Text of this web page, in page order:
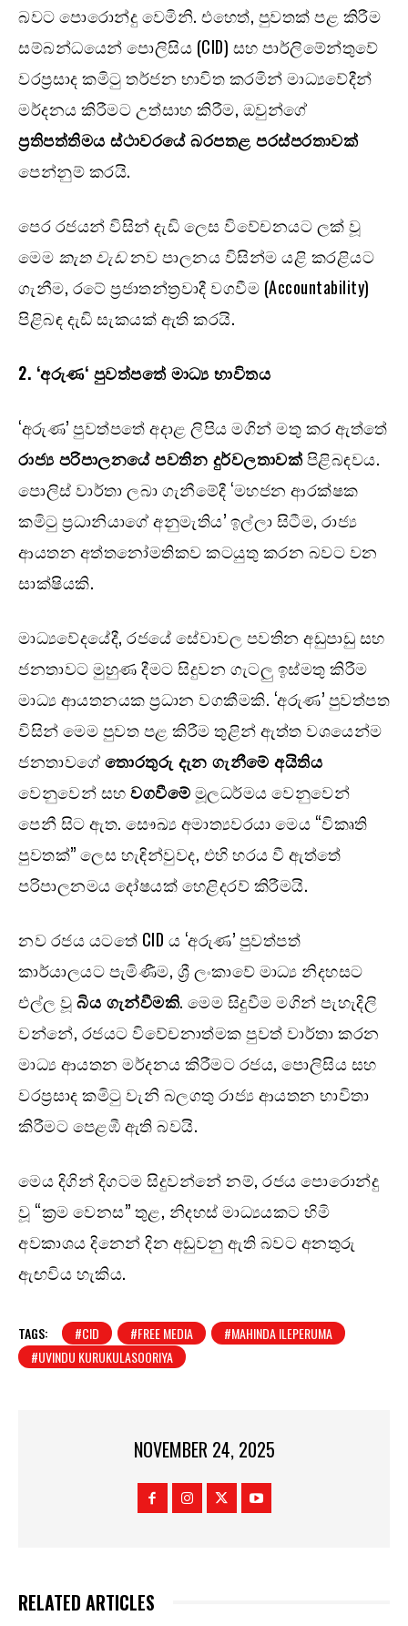
බවට පොරොන්දු වෙමිනි. එහෙත්, පුවතක් පළ කිරීම
සම්බන්ධයෙන් පොලිසිය (CID) සහ පාර්ලිමේන්තුවේ
වරප්‍රසාද කමිටු තර්ජන භාවිත කරමින් මාධ්‍යවේදීන්
මර්දනය කිරීමට උත්සාහ කිරීම, ඔවුන්ගේ
ප්‍රතිපත්තිමය ස්ථාවරයේ බරපතළ පරස්පරතාවක්
පෙන්නුම් කරයි.
පෙර රජයන් විසින් දැඩි ලෙස විවේචනයට ලක් වූ
මෙම කැත වැඩනව පාලනය විසින්ම යළි කරළියට
ගැනීම, රටේ ප්‍රජාතන්ත්‍රවාදී වගවීම (Accountability)
පිළිබඳ දැඩි සැකයක් ඇති කරයි.
2. ‘අරුණ‘ පුවත්පතේ මාධ්‍ය භාවිතය
‘අරුණ’ පුවත්පතේ අදාළ ලිපිය මගින් මතු කර ඇත්තේ
රාජ්‍ය පරිපාලනයේ පවතින දුර්වලතාවක්පිළිබඳවය.
පොලිස් වාර්තා ලබා ගැනීමේදී ‘මහජන ආරක්ෂක
කමිටු ප්‍රධානියාගේ අනුමැතිය’ ඉල්ලා සිටීම, රාජ්‍ය
ආයතන අත්තනෝමතිකව කටයුතු කරන බවට වන
සාක්ෂියකි.
මාධ්‍යවේදයේදී, රජයේ සේවාවල පවතින අඩුපාඩු සහ
ජනතාවට මුහුණ දීමට සිදුවන ගැටලු ඉස්මතු කිරීම
මාධ්‍ය ආයතනයක ප්‍රධාන වගකීමකි. ‘අරුණ’ පුවත්පත
විසින් මෙම පුවත පළ කිරීම තුළින් ඇත්ත වශයෙන්ම
ජනතාවගේතොරතුරු දැන ගැනීමේ අයිතිය
වෙනුවෙන් සහවගවීමේමූලධර්මය වෙනුවෙන්
පෙනී සිට ඇත. සෞඛ්‍ය අමාත්‍යවරයා මෙය “විකෘති
පුවතක්” ලෙස හැඳින්වුවද, එහි හරය වී ඇත්තේ
පරිපාලනමය දෝෂයක් හෙළිදරව් කිරීමයි.
නව රජය යටතේ CID ය ‘අරුණ’ පුවත්පත්
කාර්යාලයට පැමිණීම, ශ්‍රී ලංකාවේ මාධ්‍ය නිදහසට
එල්ල වූබිය ගැන්වීමකි. මෙම සිදුවීම මගින් පැහැදිලි
වන්නේ, රජයට විවේචනාත්මක පුවත් වාර්තා කරන
මාධ්‍ය ආයතන මර්දනය කිරීමට රජය, පොලිසිය සහ
වරප්‍රසාද කමිටු වැනි බලගතු රාජ්‍ය ආයතන භාවිතා
කිරීමට පෙළඹී ඇති බවයි.
මෙය දිගින් දිගටම සිදුවන්නේ නම්, රජය පොරොන්දු
වූ “ක්‍රම වෙනස” තුළ, නිදහස් මාධ්‍යයකට හිමි
අවකාශය දිනෙන් දින අඩුවනු ඇති බවට අනතුරු
ඇඟවිය හැකිය.
TAGS: #CID #FREE MEDIA
#MAHINDA ILEPERUMA
#UVINDU KURUKULASOORIYA
NOVEMBER 24, 2025
RELATED ARTICLES